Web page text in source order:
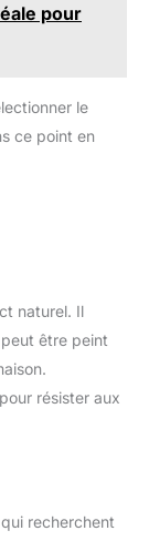
pour
le
ce point en
naturel. Il
être peint
résister aux
recherchent